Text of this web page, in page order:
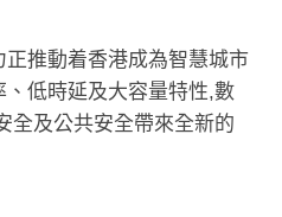
推動着香港成為智慧城市
低時延及大容量特性,數
全及公共安全帶來全新的